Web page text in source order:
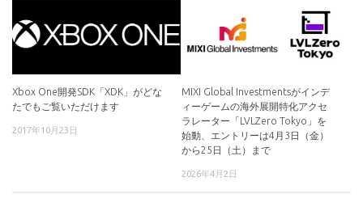
Xbox One開発SDK「XDK」がどな
たでもご覧いただけます
2017年10月23日
MIXI Global Investmentsがインデ
ィーゲームの海外展開特化アクセ
ラレーター「LVLZero Tokyo」を
始動、エントリーは4月3日（金）
から25日（土）まで
2026年4月2日